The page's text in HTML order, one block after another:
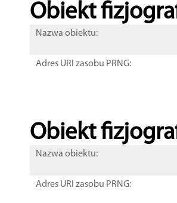
Obiekt
Nazwa obiektu:
Adres URI zasobu PRNG:
Obiekt
Nazwa obiektu:
Adres URI zasobu PRNG: